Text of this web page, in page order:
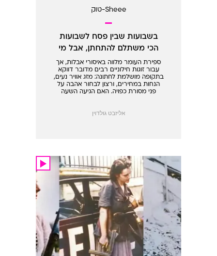
Sheee-טוק
בשבועות שבין פסח לשבועות
הכי משתלם להתחתן, אבל מי
סופר?
ספירת העומר מלווה באיסורי אבלות, אך
עבור זוגות חילוניים רבים מדובר דווקא
בתקופה מושלמת לחתונה: מזג אוויר נעים,
הנחות במחירים, ורצון לבחור אהבה על
פני מסורת כפויה. האם הגיעה השעה
אליזבט גולדוין